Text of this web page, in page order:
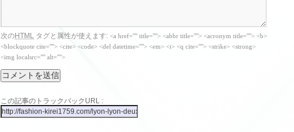
次のHTML タグと属性が使えます: <a href="" title=""> <abbr title=""> <acronym title=""> <b>
<blockquote cite=""> <cite> <code> <del datetime=""> <em> <i> <q cite=""> <strike> <strong>
<img localsrc="" alt="">
この記事のトラックバックURL :